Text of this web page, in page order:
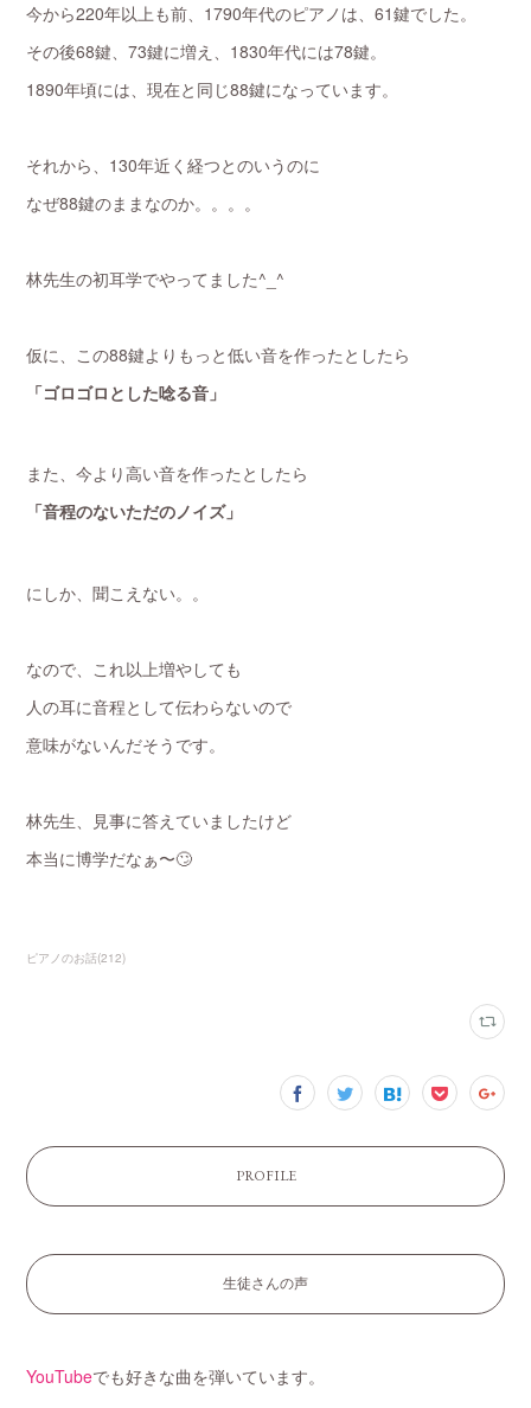
今から220年以上も前、1790年代のピアノは、61鍵でした。
その後68鍵、73鍵に増え、1830年代には78鍵。
1890年頃には、現在と同じ88鍵になっています。
それから、130年近く経つとのいうのに
なぜ88鍵のままなのか。。。。
林先生の初耳学でやってました^_^
仮に、この88鍵よりもっと低い音を作ったとしたら
「ゴロゴロとした唸る音」
また、今より高い音を作ったとしたら
「音程のないただのノイズ」
にしか、聞こえない。。
なので、これ以上増やしても
人の耳に音程として伝わらないので
意味がないんだそうです。
林先生、見事に答えていましたけど
本当に博学だなぁ〜🙄
ピアノのお話(212)
PROFILE
生徒さんの声
YouTubeでも好きな曲を弾いています。